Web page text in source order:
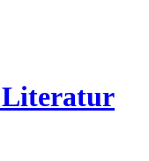
Literatur